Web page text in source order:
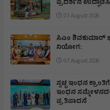
ಪ್ರದರ್ಶನ
07 August 2026
ಸಿಎಂ ಶಿವಕುಮಾರ್‌
ನಿಯೋಗ:
07 August 2026
ಸ್ವಚ್ಛ ಇಂಧನ
ಇಂಧನ
ಪ್ರತಿಪಾದನೆ